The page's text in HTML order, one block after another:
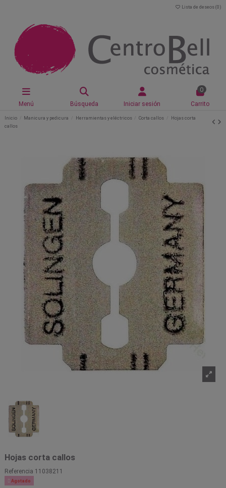
Lista de deseos (0 )
Menú Búsqueda Iniciar sesión
0
Carrito
Inicio Manicura y pedicura Herramientas y eléctricos Corta callos
Hojas corta
callos
Hojas corta callos
Referencia 11038211
 Agotado